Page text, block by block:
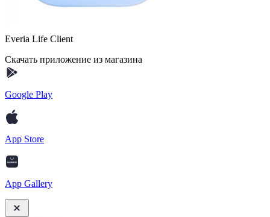
Everia Life Client
Скачать приложение из магазина
Google Play
App Store
App Gallery